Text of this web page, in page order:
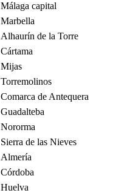
Málaga capital
Marbella
Alhaurín de la Torre
Cártama
Mijas
Torremolinos
Comarca de Antequera
Guadalteba
Nororma
Sierra de las Nieves
Almería
Córdoba
Huelva